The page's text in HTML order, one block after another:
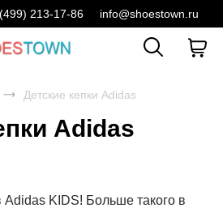
213-17-86 info@shoestown.ru
Детские кепки Adidas
Adidas
KIDS! Больше такого в